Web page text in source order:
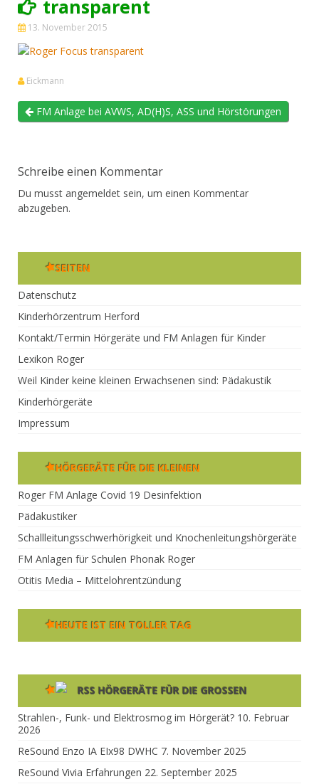
transparent
13. November 2015
Eickmann
FM Anlage bei AVWS, AD(H)S, ASS und Hörstörungen
Schreibe einen Kommentar
Du musst angemeldet sein, um einen Kommentar
abzugeben.
SEITEN
Datenschutz
Kinderhörzentrum Herford
Kontakt/Termin Hörgeräte und FM Anlagen für Kinder
Lexikon Roger
Weil Kinder keine kleinen Erwachsenen sind: Pädakustik
Kinderhörgeräte
Impressum
HÖRGERÄTE FÜR DIE KLEINEN
Roger FM Anlage Covid 19 Desinfektion
Pädakustiker
Schallleitungsschwerhörigkeit und Knochenleitungshörgeräte
FM Anlagen für Schulen Phonak Roger
Otitis Media – Mittelohrentzündung
HEUTE IST EIN TOLLER TAG
HÖRGERÄTE FÜR DIE GROSSEN
Strahlen-, Funk- und Elektrosmog im Hörgerät? 10. Februar
2026
ReSound Enzo IA EIx98 DWHC 7. November 2025
ReSound Vivia Erfahrungen 22. September 2025